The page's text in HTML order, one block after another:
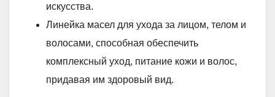
искусства.
Линейка масел для ухода за лицом, телом и
волосами, способная обеспечить
комплексный уход, питание кожи и волос,
придавая им здоровый вид.